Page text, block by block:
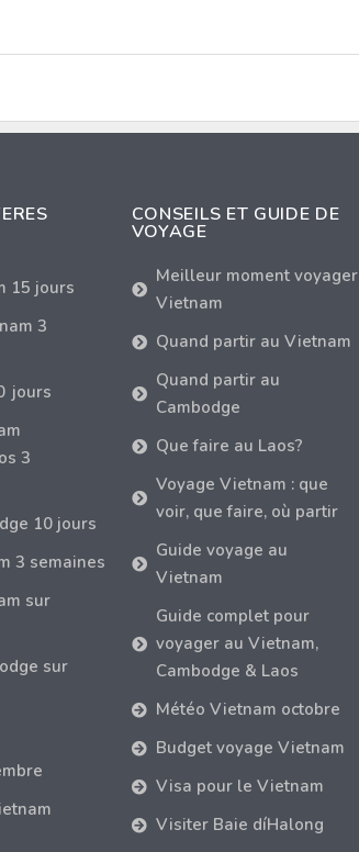
15 jours
3
jours
3
10 jours
3 semaines
sur
sur
CONSEILS ET GUIDE DE
VOYAGE
Meilleur moment voyager
Vietnam
Quand partir au Vietnam
Quand partir au
Cambodge
Que faire au Laos?
Voyage Vietnam : que
voir, que faire, où partir
Guide voyage au
Vietnam
Guide complet pour
voyager au Vietnam,
Cambodge & Laos
Météo Vietnam octobre
Budget voyage Vietnam
Visa pour le Vietnam
Visiter Baie díHalong